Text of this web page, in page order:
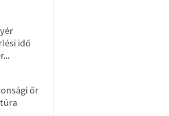
idő
őr